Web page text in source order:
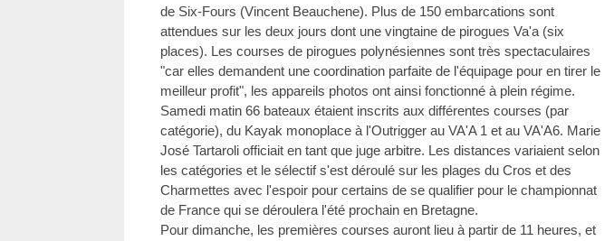
de Six-Fours (Vincent Beauchene). Plus de 150 embarcations sont
attendues sur les deux jours dont une vingtaine de pirogues Va'a (six
places). Les courses de pirogues polynésiennes sont très spectaculaires
"car elles demandent une coordination parfaite de l'équipage pour en tirer le
meilleur profit", les appareils photos ont ainsi fonctionné à plein régime.
Samedi matin 66 bateaux étaient inscrits aux différentes courses (par
catégorie), du Kayak monoplace à l'Outrigger au VA'A 1 et au VA'A6. Marie
José Tartaroli officiait en tant que juge arbitre. Les distances variaient selon
les catégories et le sélectif s'est déroulé sur les plages du Cros et des
Charmettes avec l'espoir pour certains de se qualifier pour le championnat
de France qui se déroulera l'été prochain en Bretagne.
Pour dimanche, les premières courses auront lieu à partir de 11 heures, et